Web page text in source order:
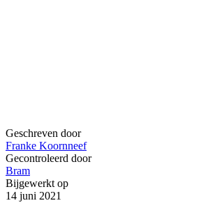
Geschreven door
Franke Koornneef
Gecontroleerd door
Bram
Bijgewerkt op
14 juni 2021